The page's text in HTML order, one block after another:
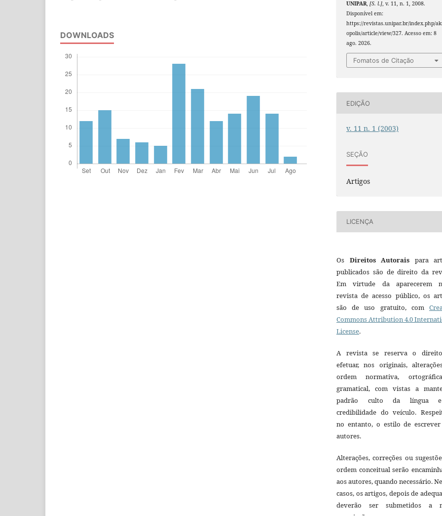
DOWNLOADS
UNIPAR,[S. l.], v. 11, n. 1, 2008.
Disponível em:
https://revistas.unipar.br/index.php/
opolis/article/view/327. Acesso em: 8
ago. 2026.
Fomatos de Citação
EDIÇÃO
v. 11 n. 1 (2003)
SEÇÃO
Artigos
LICENÇA
Os Direitos Autorais para
publicados são de direito da
Em virtude da aparecerem
revista de acesso público, os
são de uso gratuito, com
Commons Attribution 4.0
License.
A revista se reserva o
efetuar, nos originais,
ordem normativa,
gramatical, com vistas a
padrão culto da língua
credibilidade do veículo.
no entanto, o estilo de
autores.
Alterações, correções ou
ordem conceitual serão
aos autores, quando necessário.
casos, os artigos, depois de
deverão ser submetidos a